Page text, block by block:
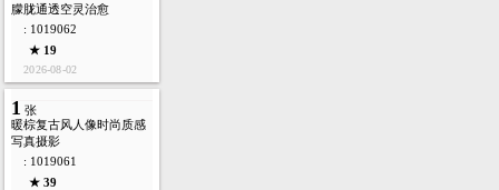
朦胧通透空灵治愈
: 1019062
★ 19
2026-08-02
1 张
暖棕复古风人像时尚质感
写真摄影
: 1019061
★ 39